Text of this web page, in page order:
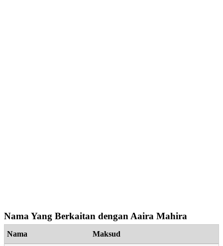
Nama Yang Berkaitan dengan Aaira Mahira
Nama Maksud